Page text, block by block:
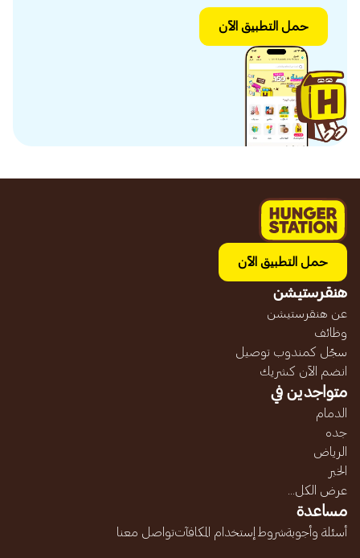
حمل التطبيق الآن
حمل التطبيق الآن
هنقرستيشن
عن هنقرستيشن
وظائف
سجّل كمندوب توصيل
انضم الآن كشريك
متواجدين في
الدمام
جده
الرياض
الخبر
عرض الكل...
مساعدة
أسئلة وأجوبةشروط إستخدام المكافآتتواصل معنا